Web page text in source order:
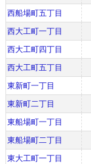
西船場町五丁目
西大工町一丁目
西大工町四丁目
西大工町五丁目
東新町一丁目
東新町二丁目
東船場町一丁目
東船場町二丁目
東大工町一丁目